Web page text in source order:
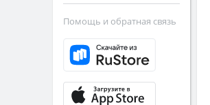
Помощь и обратная связь